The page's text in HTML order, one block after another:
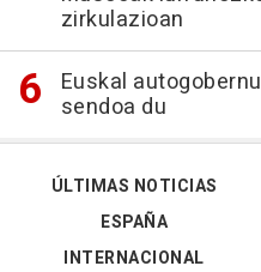
zirkulazioan
Euskal
sendoa du
ÚLTIMAS NOTICIAS
ESPAÑA
INTERNACIONAL